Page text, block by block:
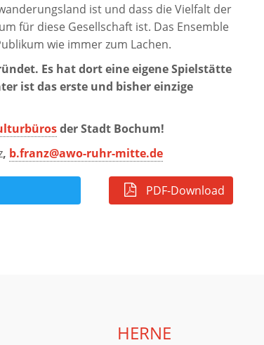
ist und dass die Vielfalt der
für diese Gesellschaft ist. Das Ensemble
wie immer zum Lachen.
Es hat dort eine eigene Spielstätte
ist das erste und bisher einzige
der Stadt Bochum!
, b.franz@awo-ruhr-mitte.de
PDF-Download
HERNE